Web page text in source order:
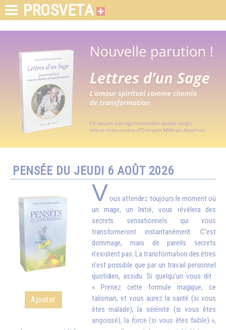
PROSVETA
PENSÉE DU JEUDI 6 AOÛT 2026
Ajouter
Vous attendez toujours le moment où
un mage, un Initié, vous révélera des
secrets sensationnels qui vous
transformeront instantanément. C'est
dommage, mais de pareils secrets
n'existent pas. La transformation des êtres
n'est possible que par un travail personnel
quotidien, assidu. Si quelqu'un vous dit :
« Prenez cette formule magique, ce
talisman, et vous aurez la santé (si vous
êtes malade), la sérénité (si vous êtes
angoissé), la force (si vous êtes faible) »,